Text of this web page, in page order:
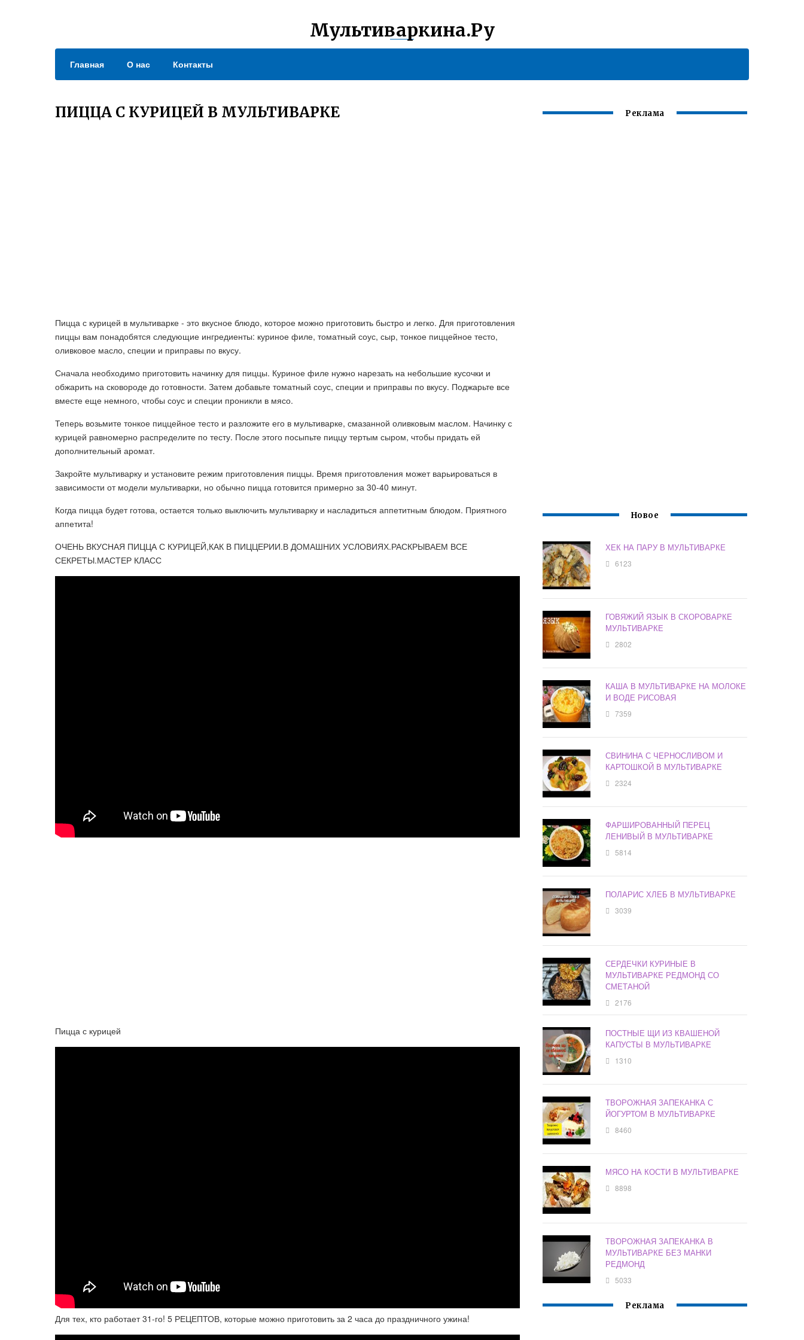
Мультиваркина.Ру
Главная О нас Контакты
ПИЦЦА С КУРИЦЕЙ В МУЛЬТИВАРКЕ
Пицца с курицей в мультиварке - это вкусное блюдо, которое можно приготовить быстро и легко. Для приготовления
пиццы вам понадобятся следующие ингредиенты: куриное филе, томатный соус, сыр, тонкое пиццейное тесто,
оливковое масло, специи и приправы по вкусу.
Сначала необходимо приготовить начинку для пиццы. Куриное филе нужно нарезать на небольшие кусочки и
обжарить на сковороде до готовности. Затем добавьте томатный соус, специи и приправы по вкусу. Поджарьте все
вместе еще немного, чтобы соус и специи проникли в мясо.
Теперь возьмите тонкое пиццейное тесто и разложите его в мультиварке, смазанной оливковым маслом. Начинку с
курицей равномерно распределите по тесту. После этого посыпьте пиццу тертым сыром, чтобы придать ей
дополнительный аромат.
Закройте мультиварку и установите режим приготовления пиццы. Время приготовления может варьироваться в
зависимости от модели мультиварки, но обычно пицца готовится примерно за 30-40 минут.
Когда пицца будет готова, остается только выключить мультиварку и насладиться аппетитным блюдом. Приятного
аппетита!
ОЧЕНЬ ВКУСНАЯ ПИЦЦА С КУРИЦЕЙ,КАК В ПИЦЦЕРИИ.В ДОМАШНИХ УСЛОВИЯХ.РАСКРЫВАЕМ ВСЕ
СЕКРЕТЫ.МАСТЕР КЛАСС
Пицца с курицей
Для тех, кто работает 31-го! 5 РЕЦЕПТОВ, которые можно приготовить за 2 часа до праздничного ужина!
Реклама
Новое
ХЕК НА ПАРУ В МУЛЬТИВАРКЕ
6123
ГОВЯЖИЙ ЯЗЫК В СКОРОВАРКЕ
МУЛЬТИВАРКЕ
2802
КАША В МУЛЬТИВАРКЕ НА МОЛОКЕ
И ВОДЕ РИСОВАЯ
7359
СВИНИНА С ЧЕРНОСЛИВОМ И
КАРТОШКОЙ В МУЛЬТИВАРКЕ
2324
ФАРШИРОВАННЫЙ ПЕРЕЦ
ЛЕНИВЫЙ В МУЛЬТИВАРКЕ
5814
ПОЛАРИС ХЛЕБ В МУЛЬТИВАРКЕ
3039
СЕРДЕЧКИ КУРИНЫЕ В
МУЛЬТИВАРКЕ РЕДМОНД СО
СМЕТАНОЙ
2176
ПОСТНЫЕ ЩИ ИЗ КВАШЕНОЙ
КАПУСТЫ В МУЛЬТИВАРКЕ
1310
ТВОРОЖНАЯ ЗАПЕКАНКА С
ЙОГУРТОМ В МУЛЬТИВАРКЕ
8460
МЯСО НА КОСТИ В МУЛЬТИВАРКЕ
8898
ТВОРОЖНАЯ ЗАПЕКАНКА В
МУЛЬТИВАРКЕ БЕЗ МАНКИ
РЕДМОНД
5033
Реклама